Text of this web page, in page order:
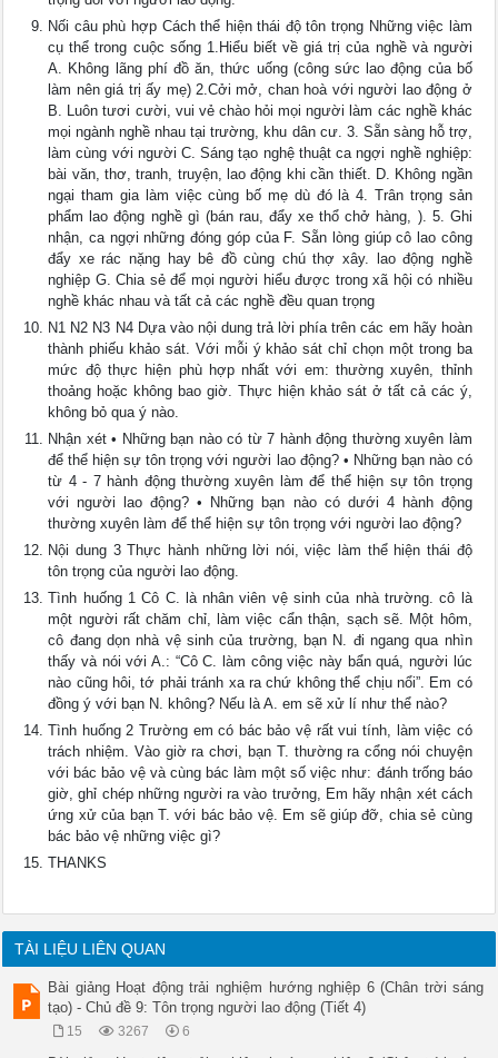
Nối câu phù hợp Cách thể hiện thái độ tôn trọng Những việc làm
cụ thể trong cuộc sống 1.Hiểu biết về giá trị của nghề và người
A. Không lãng phí đồ ăn, thức uống (công sức lao động của bố
làm nên giá trị ấy mẹ) 2.Cởi mở, chan hoà với người lao động ở
B. Luôn tươi cười, vui vẻ chào hỏi mọi người làm các nghề khác
mọi ngành nghề nhau tại trường, khu dân cư. 3. Sẵn sàng hỗ trợ,
làm cùng với người C. Sáng tạo nghệ thuật ca ngợi nghề nghiệp:
bài văn, thơ, tranh, truyện, lao động khi cần thiết. D. Không ngần
ngại tham gia làm việc cùng bố mẹ dù đó là 4. Trân trọng sản
phẩm lao động nghề gì (bán rau, đẩy xe thổ chở hàng, ). 5. Ghi
nhận, ca ngợi những đóng góp của F. Sẵn lòng giúp cô lao công
đẩy xe rác nặng hay bê đồ cùng chú thợ xây. lao động nghề
nghiệp G. Chia sẻ để mọi người hiểu được trong xã hội có nhiều
nghề khác nhau và tất cả các nghề đều quan trọng
N1 N2 N3 N4 Dựa vào nội dung trả lời phía trên các em hãy hoàn
thành phiếu khảo sát. Với mỗi ý khảo sát chỉ chọn một trong ba
mức độ thực hiện phù hợp nhất với em: thường xuyên, thỉnh
thoảng hoặc không bao giờ. Thực hiện khảo sát ở tất cả các ý,
không bỏ qua ý nào.
Nhận xét • Những bạn nào có từ 7 hành động thường xuyên làm
để thể hiện sự tôn trọng với người lao động? • Những bạn nào có
từ 4 - 7 hành động thường xuyên làm để thể hiện sự tôn trọng
với người lao động? • Những bạn nào có dưới 4 hành động
thường xuyên làm để thể hiện sự tôn trọng với người lao động?
Nội dung 3 Thực hành những lời nói, việc làm thể hiện thái độ
tôn trọng của người lao động.
Tình huống 1 Cô C. là nhân viên vệ sinh của nhà trường. cô là
một người rất chăm chỉ, làm việc cẩn thận, sạch sẽ. Một hôm,
cô đang dọn nhà vệ sinh của trường, bạn N. đi ngang qua nhìn
thấy và nói với A.: “Cô C. làm công việc này bẩn quá, người lúc
nào cũng hôi, tớ phải tránh xa ra chứ không thể chịu nổi”. Em có
đồng ý với bạn N. không? Nếu là A. em sẽ xử lí như thể nào?
Tình huống 2 Trường em có bác bảo vệ rất vui tính, làm việc có
trách nhiệm. Vào giờ ra chơi, bạn T. thường ra cổng nói chuyện
với bác bảo vệ và cùng bác làm một số việc như: đánh trống báo
giờ, ghỉ chép những người ra vào trưởng, Em hãy nhận xét cách
ứng xử của bạn T. với bác bảo vệ. Em sẽ giúp đỡ, chia sẻ cùng
bác bảo vệ những việc gì?
THANKS
TÀI LIỆU LIÊN QUAN
Bài giảng Hoạt động trải nghiệm hướng nghiệp 6 (Chân trời sáng
tạo) - Chủ đề 9: Tôn trọng người lao động (Tiết 4)
15 3267 6